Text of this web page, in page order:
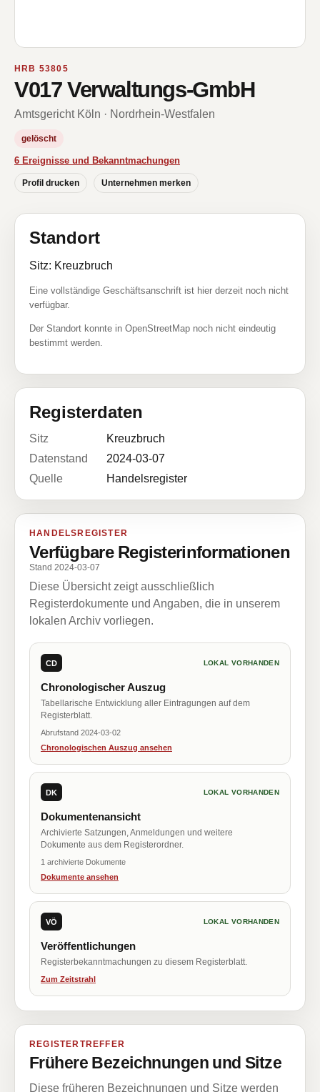
HRB 53805
V017 Verwaltungs-GmbH
Amtsgericht Köln · Nordrhein-Westfalen
gelöscht
6 Ereignisse und Bekanntmachungen
Profil drucken Unternehmen merken
Standort
Sitz: Kreuzbruch
Eine vollständige Geschäftsanschrift ist hier derzeit noch nicht
verfügbar.
Der Standort konnte in OpenStreetMap noch nicht eindeutig
bestimmt werden.
Registerdaten
Sitz
Kreuzbruch
Datenstand
2024-03-07
Quelle
Handelsregister
HANDELSREGISTER
Verfügbare Registerinformationen
Stand 2024-03-07
Diese Übersicht zeigt ausschließlich
Registerdokumente und Angaben, die in unserem
lokalen Archiv vorliegen.
CD LOKAL VORHANDEN
Chronologischer Auszug
Tabellarische Entwicklung aller Eintragungen auf dem
Registerblatt.
Abrufstand 2024-03-02
Chronologischen Auszug ansehen
DK LOKAL VORHANDEN
Dokumentenansicht
Archivierte Satzungen, Anmeldungen und weitere
Dokumente aus dem Registerordner.
1 archivierte Dokumente
Dokumente ansehen
VÖ LOKAL VORHANDEN
Veröffentlichungen
Registerbekanntmachungen zu diesem Registerblatt.
Zum Zeitstrahl
REGISTERTREFFER
Frühere Bezeichnungen und Sitze
Diese früheren Bezeichnungen und Sitze werden